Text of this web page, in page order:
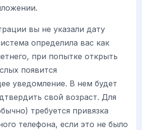
вы не указали дату
определила вас как
при попытке открыть
появится
уведомление. В нем будет
свой возраст. Для
требуется привязка
телефона, если это не было